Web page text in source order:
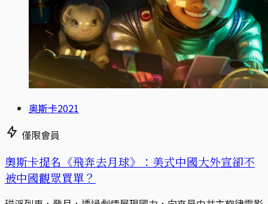
奥斯卡2021
僅限會員
奧斯卡提名《飛奔去月球》：美式中國大外宣卻不
被中國觀眾買單？